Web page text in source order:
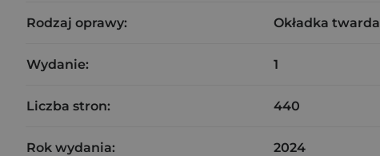
Rodzaj oprawy: Okładka twarda
Wydanie: 1
Liczba stron: 440
Rok wydania: 2024